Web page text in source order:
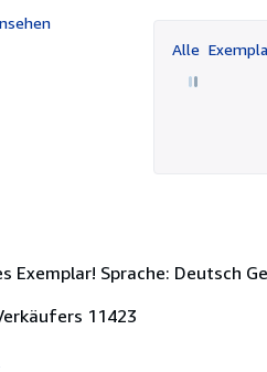
Alle
Exemplar! Sprache: Deutsch
11423